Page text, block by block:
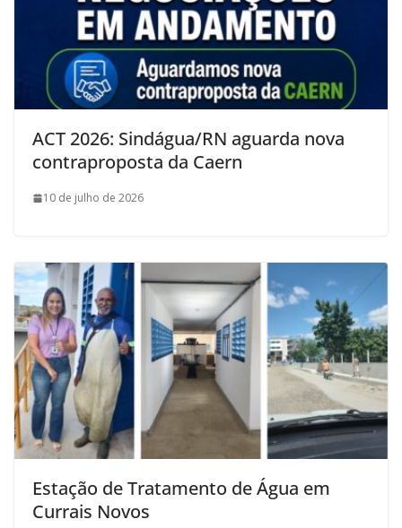
ACT 2026: Sindágua/RN aguarda nova
contraproposta da Caern
10 de julho de 2026
Estação de Tratamento de Água em
Currais Novos